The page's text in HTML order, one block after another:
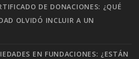
DE DONACIONES: ¿QUÉ
OLVIDÓ INCLUIR A UN
EN FUNDACIONES: ¿ESTÁN